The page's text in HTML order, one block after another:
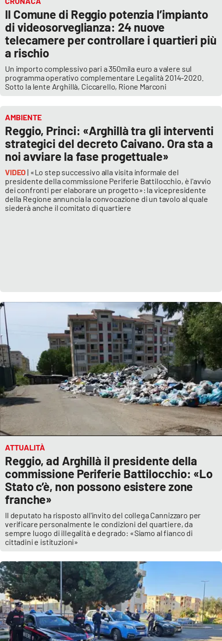
Il Comune di Reggio potenzia l’impianto
di videosorveglianza: 24 nuove
telecamere per controllare i quartieri più
a rischio
Un importo complessivo pari a 350mila euro a valere sul
programma operativo complementare Legalità 2014-2020.
Sotto la lente Arghillà, Ciccarello, Rione Marconi
AMBIENTE
Reggio, Princi: «Arghillà tra gli interventi
strategici del decreto Caivano. Ora sta a
noi avviare la fase progettuale»
VIDEO| «Lo step successivo alla visita informale del
presidente della commissione Periferie Battilocchio, è l'avvio
dei confronti per elaborare un progetto»: la vicepresidente
della Regione annuncia la convocazione di un tavolo al quale
siederà anche il comitato di quartiere
ATTUALITÀ
Reggio, ad Arghillà il presidente della
commissione Periferie Battilocchio: «Lo
Stato c’è, non possono esistere zone
franche»
Il deputato ha risposto all'invito del collega Cannizzaro per
verificare personalmente le condizioni del quartiere, da
sempre luogo di illegalità e degrado: «Siamo al fianco di
cittadini e istituzioni»